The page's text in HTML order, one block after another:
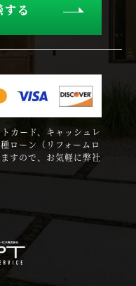
る
カード、キャッシュレ
ローン（リフォームロ
すので、お気軽に弊社